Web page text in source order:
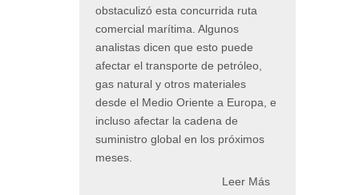
obstaculizó esta concurrida ruta
comercial marítima. Algunos
analistas dicen que esto puede
afectar el transporte de petróleo,
gas natural y otros materiales
desde el Medio Oriente a Europa, e
incluso afectar la cadena de
suministro global en los próximos
meses.
Leer Más